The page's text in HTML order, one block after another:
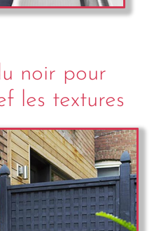
noir pour
les textures